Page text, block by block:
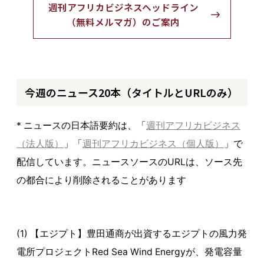
週刊アフリカビジネスヘッドライン
（無料メルマガ）のご案内
今週のニュース20本（タイトルとURLのみ）
* ニュースの日本語要約は、「週刊アフリカビジネス
（法人版）
」「週刊アフリカビジネス（個人版）
」で
配信しています。ニュースソースのURLは、ソース先
の都合により削除されることがあります
(1) 【エジプト】豊田通商が出資するエジプトの風力発
電所プロジェクトRed Sea Wind Energyが、発電容量